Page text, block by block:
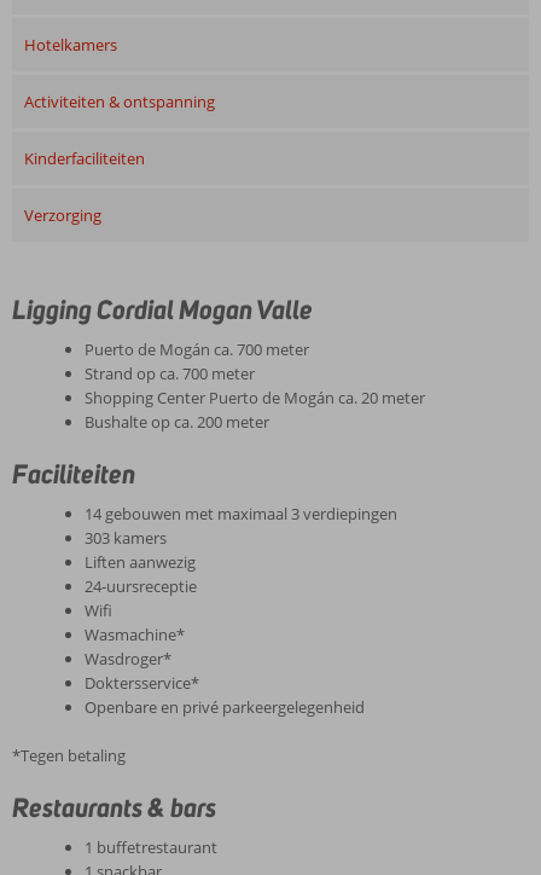
Hotelkamers
Activiteiten & ontspanning
Kinderfaciliteiten
Verzorging
Ligging Cordial Mogan Valle
Puerto de Mogán ca. 700 meter
Strand op ca. 700 meter
Shopping Center Puerto de Mogán ca. 20 meter
Bushalte op ca. 200 meter
Faciliteiten
14 gebouwen met maximaal 3 verdiepingen
303 kamers
Liften aanwezig
24-uursreceptie
Wifi
Wasmachine*
Wasdroger*
Doktersservice*
Openbare en privé parkeergelegenheid
*Tegen betaling
Restaurants & bars
1 buffetrestaurant